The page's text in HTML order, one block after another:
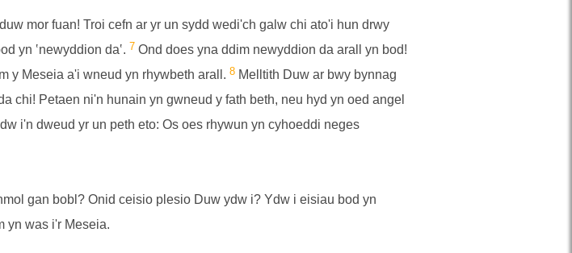
mor fuan! Troi cefn ar yr un sydd wedi'ch galw chi ato'i hun drwy
yn ‛newyddion da‛. 7 Ond does yna ddim newyddion da arall yn bod!
y Meseia a'i wneud yn rhywbeth arall. 8 Melltith Duw ar bwy bynnag
chi! Petaen ni'n hunain yn gwneud y fath beth, neu hyd yn oed angel
i'n dweud yr un peth eto: Os oes rhywun yn cyhoeddi neges
gan bobl? Onid ceisio plesio Duw ydw i? Ydw i eisiau bod yn
yn was i'r Meseia.